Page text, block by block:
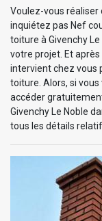
Voulez-vous réaliser
inquiétez pas Nef
toiture à Givenchy
votre projet. Et
intervient chez vous
toiture. Alors, si
accéder
Givenchy Le Noble
tous les détails